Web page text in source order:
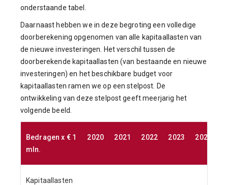
onderstaande tabel.
Daarnaast hebben we in deze begroting een volledige
doorberekening opgenomen van alle kapitaallasten van
de nieuwe investeringen. Het verschil tussen de
doorberekende kapitaallasten (van bestaande en nieuwe
investeringen) en het beschikbare budget voor
kapitaallasten ramen we op een stelpost. De
ontwikkeling van deze stelpost geeft meerjarig het
volgende beeld.
Bedragen x € 1
mln.
2020 2021 2022 2023 2024
Kapitaallasten